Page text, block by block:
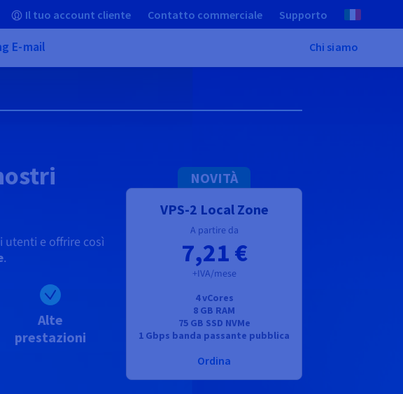
Il tuo account cliente Contatto commerciale Supporto
E-mail Chi siamo
utenti e offrire così
.
Alte
prestazioni
NOVITÀ
VPS-2 Local Zone
A partire da
7,21 €
+IVA/mese
4 vCores
8 GB RAM
75 GB SSD NVMe
1 Gbps banda passante pubblica
Ordina